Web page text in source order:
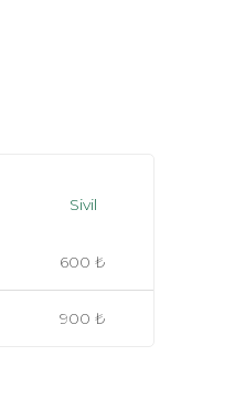
Sivil
600 ₺
900 ₺